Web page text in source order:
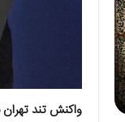
واکنش تند تهران